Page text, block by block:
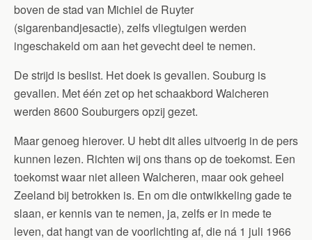
boven de stad van Michiel de Ruyter
(sigarenbandjesactie), zelfs vliegtuigen werden
ingeschakeld om aan het gevecht deel te nemen.
De strijd is beslist. Het doek is gevallen. Souburg is
gevallen. Met één zet op het schaakbord Walcheren
werden 8600 Souburgers opzij gezet.
Maar genoeg hierover. U hebt dit alles uitvoerig in de pers
kunnen lezen. Richten wij ons thans op de toekomst. Een
toekomst waar niet alleen Walcheren, maar ook geheel
Zeeland bij betrokken is. En om die ontwikkeling gade te
slaan, er kennis van te nemen, ja, zelfs er in mede te
leven, dat hangt van de voorlichting af, die ná 1 juli 1966